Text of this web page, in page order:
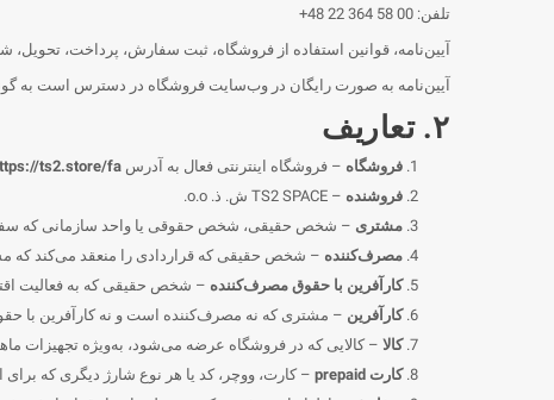
تلفن: ‎+48 22 364 58 00
آیین‌نامه، قوانین استفاده از فروشگاه، ثبت سفارش، پرداخت، تحویل،
آیین‌نامه به صورت رایگان در وب‌سایت فروشگاه در دسترس است به
۲. تعاریف
فروشگاه – فروشگاه اینترنتی فعال به آدرس ts2.store/fa/
فروشنده – TS2 SPACE ش. ذ. o.o.
مشتری – شخص حقیقی، شخص حقوقی یا واحد سازمانی که
مصرف‌کننده – شخص حقیقی که قراردادی را منعقد می‌کند که
کارآفرین با حقوق مصرف‌کننده – شخص حقیقی که به فعالیت
کارآفرین – مشتری که نه مصرف‌کننده است و نه کارآفرین با
کالا – کالایی که در فروشگاه عرضه می‌شود، به‌ویژه تجهیزات
کارت prepaid
– کارت، ووچر، کد یا هر نوع شارژ دیگری که